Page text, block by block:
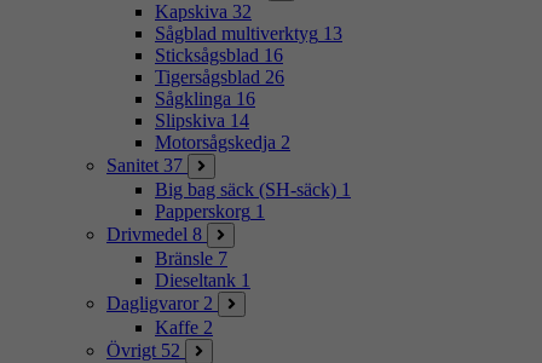
Kapskiva 32
Sågblad multiverktyg 13
Sticksågsblad 16
Tigersågsblad 26
Sågklinga 16
Slipskiva 14
Motorsågskedja 2
Sanitet 37
Big bag säck (SH-säck) 1
Papperskorg 1
Drivmedel 8
Bränsle 7
Dieseltank 1
Dagligvaror 2
Kaffe 2
Övrigt 52